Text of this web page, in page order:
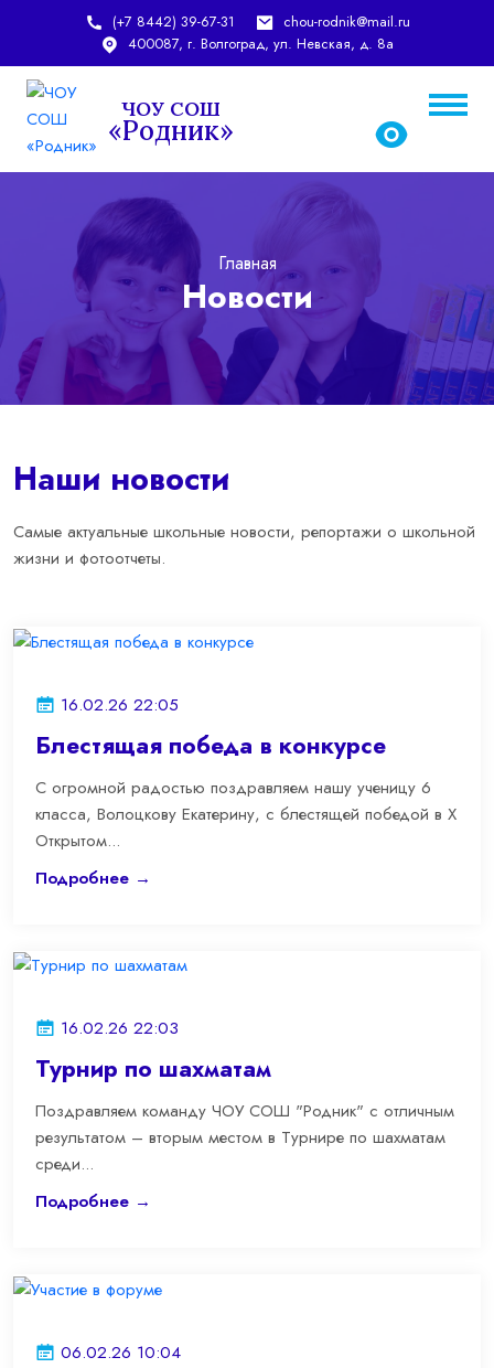
(+7 8442) 39-67-31 chou-rodnik@mail.ru
rodnic_school@mail.ru
400087, г. Волгоград, ул. Невская, д. 8а
ЧОУ СОШ
«Родник»
Главная
Новости
Наши новости
Самые актуальные школьные новости, репортажи о школьной
жизни и фотоотчеты.
16.02.26 22:05
Блестящая победа в конкурсе
С огромной радостью поздравляем нашу ученицу 6
класса, Волоцкову Екатерину, с блестящей победой в Х
Открытом...
Подробнее →
16.02.26 22:03
Турнир по шахматам
Поздравляем команду ЧОУ СОШ "Родник" с отличным
результатом – вторым местом в Турнире по шахматам
среди...
Подробнее →
06.02.26 10:04